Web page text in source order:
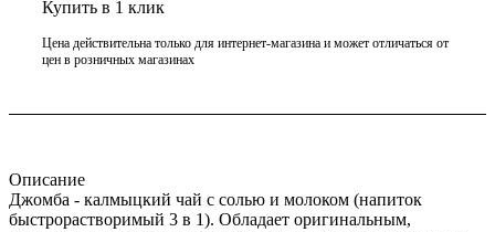
Купить в 1 клик
Цена действительна только для интернет-магазина и может отличаться от
цен в розничных магазинах
Описание
Джомба - калмыцкий чай с солью и молоком (напиток
быстрорастворимый 3 в 1). Обладает оригинальным,